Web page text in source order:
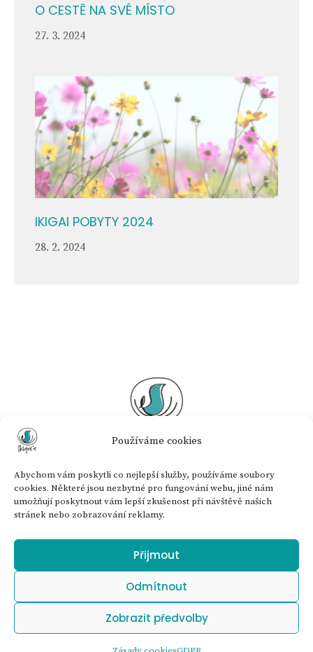
Používáme cookies
Abychom vám poskytli co nejlepší služby, používáme soubory
cookies. Některé jsou nezbytné pro fungování webu, jiné nám
umožňují poskytnout vám lepší zkušenost při návštěvě našich
stránek nebo zobrazování reklamy.
Přijmout
Odmítnout
Zobrazit předvolby
O CESTĚ NA SVÉ MÍSTO
27. 3. 2024
IKIGAI POBYTY 2024
28. 2. 2024
Vzdělávací institut Ikigai's
#vzdelavame #rozvijime #rozkvetame
info@ikigais.cz
Copyright © 2025 Ikigais.cz
GDPR
Zásady cookies